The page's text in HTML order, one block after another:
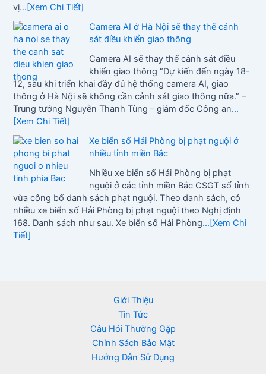
vị...[Xem Chi Tiết]
Camera AI ở Hà Nội sẽ thay thế cảnh
sát điều khiển giao thông
Camera AI sẽ thay thế cảnh sát điều
khiển giao thông “Dự kiến đến ngày 18-
12, sau khi triển khai đầy đủ hệ thống camera AI, giao
thông ở Hà Nội sẽ không cần cảnh sát giao thông nữa.” –
Trung tướng Nguyễn Thanh Tùng – giám đốc Công an...
[Xem Chi Tiết]
Xe biển số Hải Phòng bị phạt nguội ở
nhiều tỉnh miền Bắc
Nhiều xe biển số Hải Phòng bị phạt
nguội ở các tỉnh miền Bắc CSGT số tỉnh
vừa công bố danh sách phạt nguội. Theo danh sách, có
nhiều xe biển số Hải Phòng bị phạt nguội theo Nghị định
168. Danh sách như sau. Xe biển số Hải Phòng...[Xem Chi
Tiết]
Giới Thiệu
Tin Tức
Câu Hỏi Thường Gặp
Chính Sách Bảo Mật
Hướng Dẫn Sử Dụng